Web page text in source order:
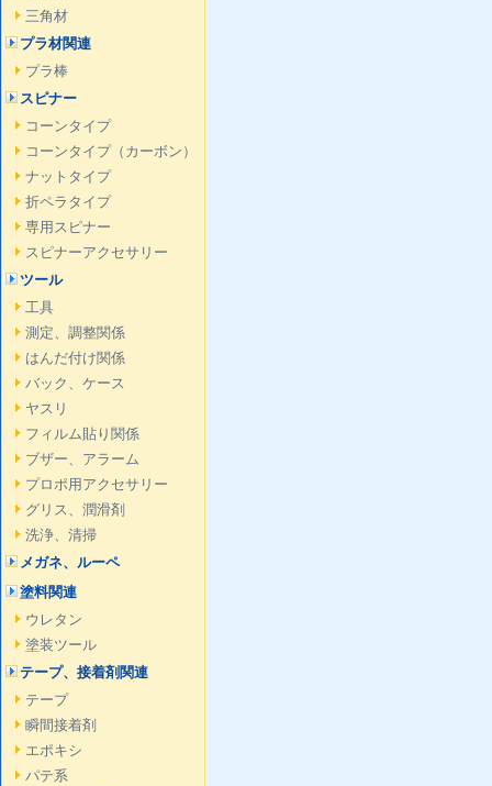
三角材
プラ材関連
プラ棒
スピナー
コーンタイプ
コーンタイプ（カーボン）
ナットタイプ
折ペラタイプ
専用スピナー
スピナーアクセサリー
ツール
工具
測定、調整関係
はんだ付け関係
バック、ケース
ヤスリ
フィルム貼り関係
ブザー、アラーム
プロポ用アクセサリー
グリス、潤滑剤
洗浄、清掃
メガネ、ルーペ
塗料関連
ウレタン
塗装ツール
テープ、接着剤関連
テープ
瞬間接着剤
エポキシ
パテ系